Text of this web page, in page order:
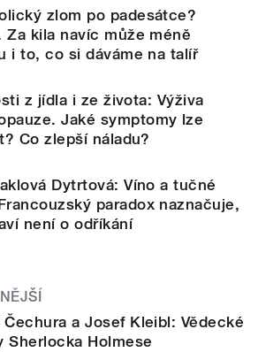
zlom po padesátce?
Za kila navíc může méně
i to, co si dáváme na talíř
z jídla i ze života: Výživa
Jaké symptomy lze
Co zlepší náladu?
Dytrtová: Víno a tučné
paradox naznačuje,
není o odříkání
Čechura a Josef Kleibl: Vědecké
Sherlocka Holmese